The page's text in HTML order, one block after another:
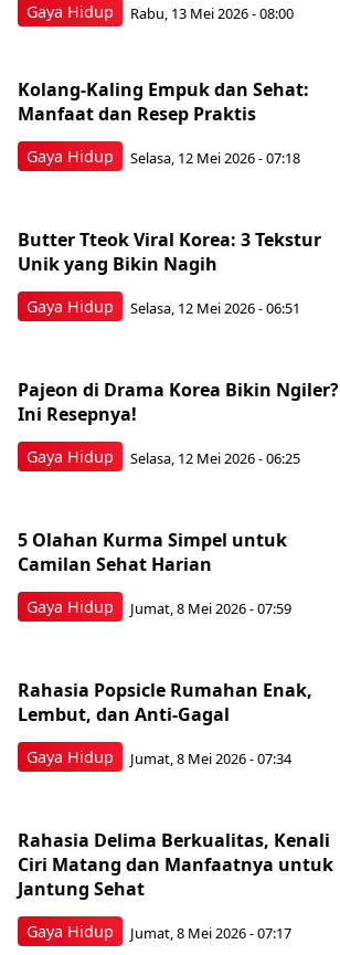
Gaya Hidup Rabu, 13 Mei 2026 - 08:00
Gaya Hidup
Kolang-Kaling Empuk dan Sehat:
Manfaat dan Resep Praktis
Selasa, 12 Mei 2026 - 07:18
Gaya Hidup
Butter Tteok Viral Korea: 3 Tekstur
Unik yang Bikin Nagih
Selasa, 12 Mei 2026 - 06:51
Gaya Hidup
Pajeon di Drama Korea Bikin Ngiler?
Ini Resepnya!
Selasa, 12 Mei 2026 - 06:25
Gaya Hidup
5 Olahan Kurma Simpel untuk
Camilan Sehat Harian
Jumat, 8 Mei 2026 - 07:59
Gaya Hidup
Rahasia Popsicle Rumahan Enak,
Lembut, dan Anti-Gagal
Jumat, 8 Mei 2026 - 07:34
Gaya Hidup
Rahasia Delima Berkualitas, Kenali
Ciri Matang dan Manfaatnya untuk
Jantung Sehat
Jumat, 8 Mei 2026 - 07:17